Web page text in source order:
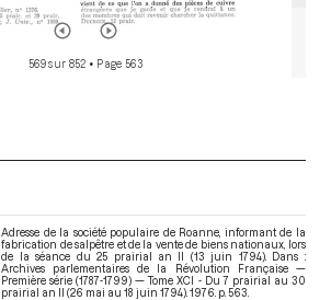
569 sur 852 • Page 563
Adresse de la société populaire de Roanne, informant de la
fabrication de salpêtre et de la vente de biens nationaux, lors
de la séance du 25 prairial an II (13 juin 1794). Dans :
Archives parlementaires de la Révolution Française —
Première série (1787-1799) — Tome XCI - Du 7 prairial au 30
prairial an II (26 mai au 18 juin 1794) . 1976. p. 563.